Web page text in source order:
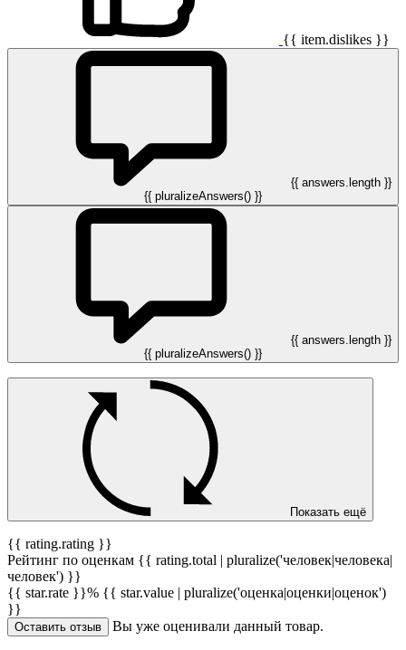
{{ item.dislikes }}
{{ answers.length }}
{{ pluralizeAnswers() }}
{{ answers.length }}
{{ pluralizeAnswers() }}
Показать ещё
{{ rating.rating }}
Рейтинг по оценкам {{ rating.total | pluralize('человек|человека|
человек') }}
{{ star.rate }}% {{ star.value | pluralize('оценка|оценки|оценок')
}}
Оставить отзыв Вы уже оценивали данный товар.